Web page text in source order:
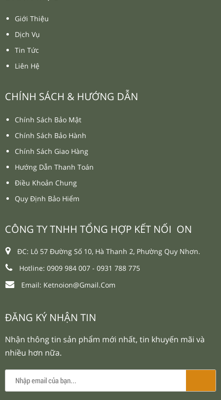
CÔNG TY TNHH TỔNG HỢP KẾT NỐI ON
ĐC: Lô 57 Đường Số 10, Hà Thanh 2, Phường Quy Nhơn.
Hotline: 0909 984 007 - 0931 788 775
Email: Ketnoion@gmail.com
Giới Thiệu
Dịch Vụ
Tin Tức
Liên Hệ
CHÍNH SÁCH & HƯỚNG DẪN
Chính Sách Bảo Mật
Chính Sách Bảo Hành
Chính Sách Giao Hàng
Hướng Dẫn Thanh Toán
Điều Khoản Chung
Quy Định Bảo Hiểm
ĐĂNG KÝ NHẬN TIN
Nhận thông tin sản phẩm mới nhất, tin khuyến mãi và
nhiều hơn nữa.